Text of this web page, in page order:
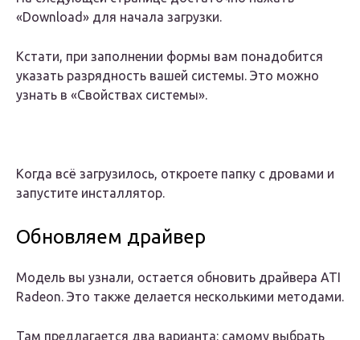
«Download» для начала загрузки.
Кстати, при заполнении формы вам понадобится
указать разрядность вашей системы. Это можно
узнать в «Свойствах системы».
Когда всё загрузилось, откроете папку с дровами и
запустите инсталлятор.
Обновляем драйвер
Модель вы узнали, остается обновить драйвера ATI
Radeon. Это также делается несколькими методами.
Там предлагается два варианта: самому выбрать